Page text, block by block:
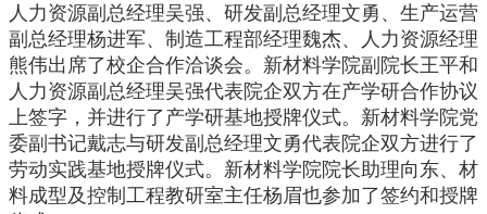
人力资源副总经理吴强、研发副总经理文勇、生产运营
副总经理杨进军、制造工程部经理魏杰、人力资源经理
熊伟出席了校企合作洽谈会。新材料学院副院长王平和
人力资源副总经理吴强代表院企双方在产学研合作协议
上签字，并进行了产学研基地授牌仪式。新材料学院党
委副书记戴志与研发副总经理文勇代表院企双方进行了
劳动实践基地授牌仪式。新材料学院院长助理向东、材
料成型及控制工程教研室主任杨眉也参加了签约和授牌